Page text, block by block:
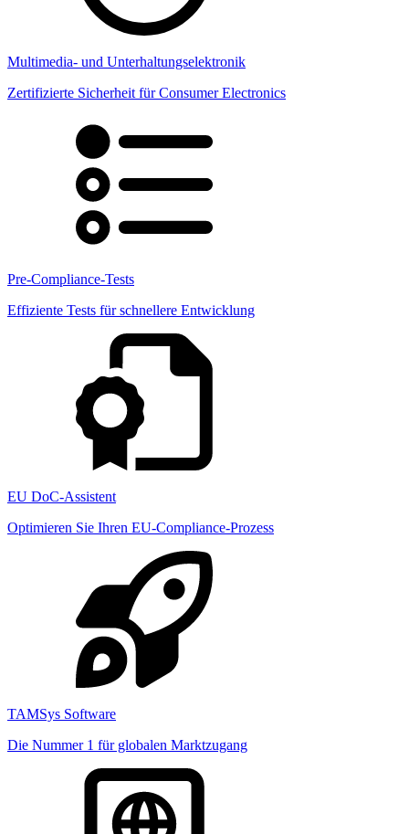
Multimedia- und Unterhaltungselektronik
Zertifizierte Sicherheit für Consumer Electronics
Pre-Compliance-Tests
Effiziente Tests für schnellere Entwicklung
EU DoC-Assistent
Optimieren Sie Ihren EU-Compliance-Prozess
TAMSys Software
Die Nummer 1 für globalen Marktzugang